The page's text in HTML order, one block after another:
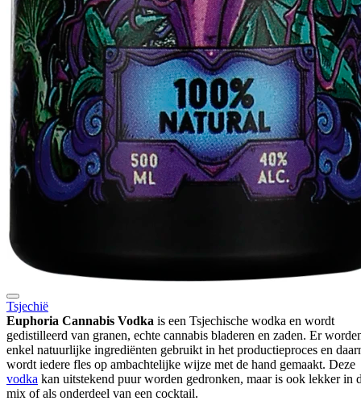
Tsjechië
Euphoria Cannabis Vodka is een Tsjechische wodka en wordt
gedistilleerd van granen, echte cannabis bladeren en zaden. Er
enkel natuurlijke ingrediënten gebruikt in het productieproces en
wordt iedere fles op ambachtelijke wijze met de hand gemaakt. Deze
vodka kan uitstekend puur worden gedronken, maar is ook lekker in
mix of als onderdeel van een cocktail.